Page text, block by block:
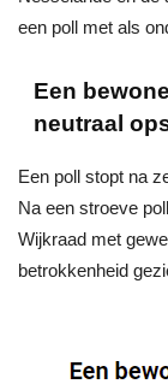
een poll met als
Een
neutraal
Een poll stopt na
Na een stroeve
Wijkraad met
betrokkenheid